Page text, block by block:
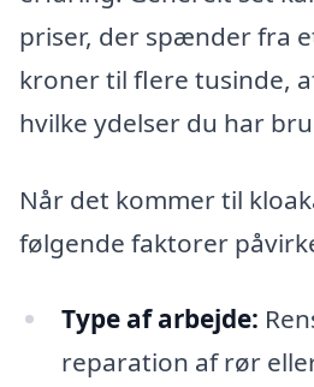
priser, der spænder fra
kroner til flere tusinde,
hvilke ydelser du har
Når det kommer til
følgende faktorer
Type af arbejde:
reparation af rør